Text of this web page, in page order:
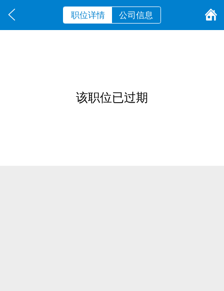
职位详情 公司信息
该职位已过期